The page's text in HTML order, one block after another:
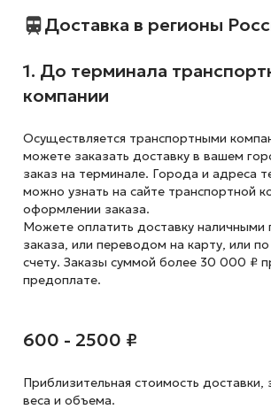
Доставка в регионы
1. До терминала
компании
Осуществляется транспортными
можете заказать доставку в вашем
заказ на терминале. Города и адреса
можно узнать на сайте транспортной
оформлении заказа.
Можете оплатить доставку наличными
заказа, или переводом на карту, или
счету. Заказы суммой более 30 000 ₽
предоплате.
600 - 2500 ₽
Приблизительная стоимость доставки,
веса и объема.